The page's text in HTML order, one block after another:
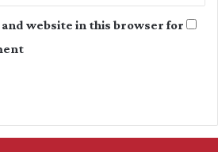
and website in this browser for